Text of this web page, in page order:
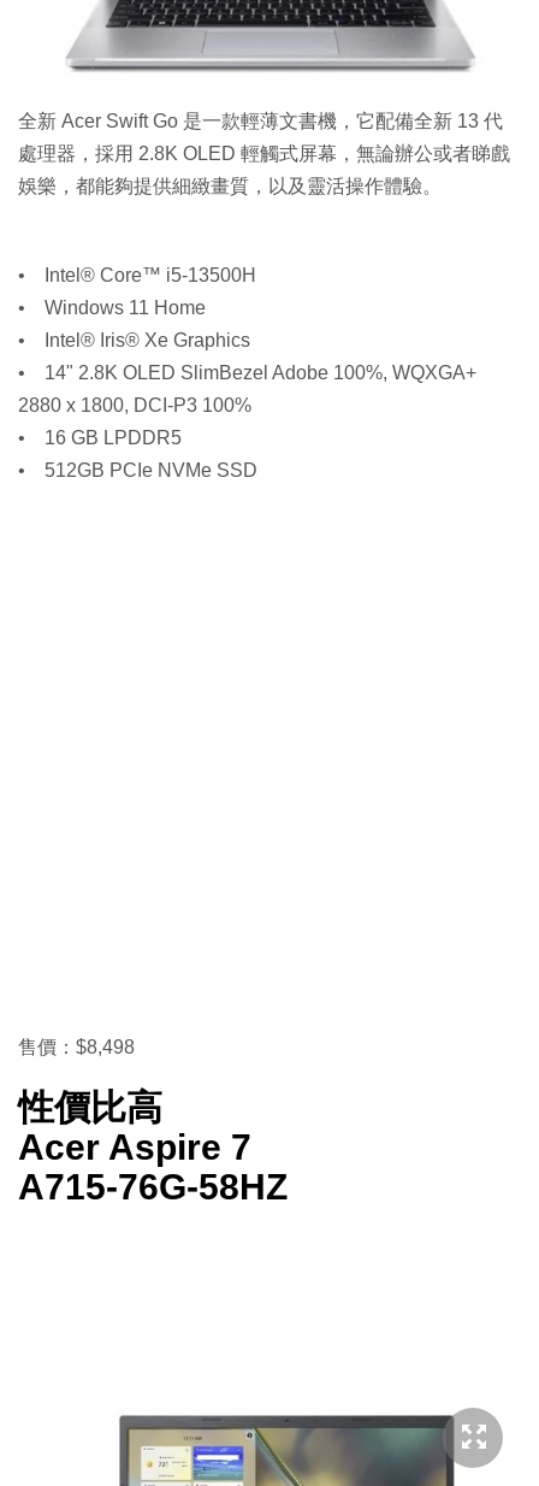
全新 Acer Swift Go 是一款輕薄文書機，它配備全新 13 代
處理器，採用 2.8K OLED 輕觸式屏幕，無論辦公或者睇戲
娛樂，都能夠提供細緻畫質，以及靈活操作體驗。
• Intel® Core™ i5-13500H
• Windows 11 Home
• Intel® Iris® Xe Graphics
• 14" 2.8K OLED SlimBezel Adobe 100%, WQXGA+
2880 x 1800, DCI-P3 100%
• 16 GB LPDDR5
• 512GB PCIe NVMe SSD
售價：$8,498
性價比高
Acer Aspire 7
A715-76G-58HZ